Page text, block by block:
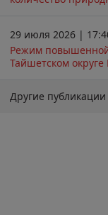
29 июля 2026 |
Режим повышенной
Тайшетском
Другие публикации